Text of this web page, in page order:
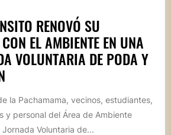
RENOVÓ SU
EL AMBIENTE EN UNA
VOLUNTARIA DE PODA Y
la Pachamama, vecinos, estudiantes,
y personal del Área de Ambiente
Voluntaria de...